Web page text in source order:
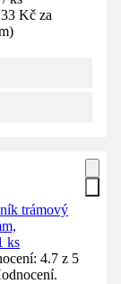
Kč za
)
trámový
ks
4.7 z 5